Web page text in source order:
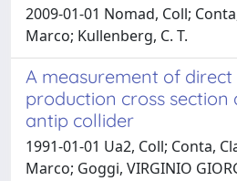
2009-01-01 Nomad, Coll;
Marco; Kullenberg, C. T.
A measurement of
production cross section
antip collider
1991-01-01 Ua2, Coll; Conta,
Marco; Goggi, VIRGINIO